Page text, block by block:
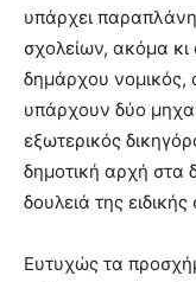
υπάρχει
σχολείων, ακόμα κι
δημάρχου νομικός,
υπάρχουν δύο
εξωτερικός
δημοτική αρχή στα
δουλειά της
Ευτυχώς τα